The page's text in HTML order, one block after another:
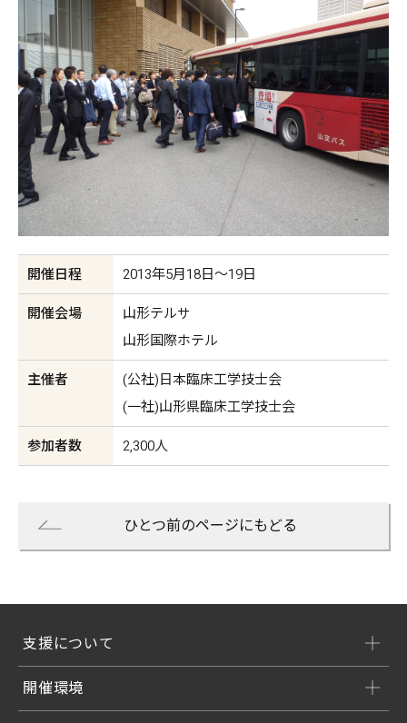
開催日程 2013年5月18日〜19日
開催会場
山形テルサ
山形国際ホテル
主催者
(公社)日本臨床工学技士会
(一社)山形県臨床工学技士会
参加者数 2,300人
ひとつ前のページにもどる
支援について
開催環境